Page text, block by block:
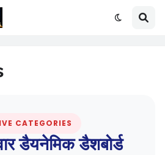
CATEGORIES
डैयनेमिक डैशबोर्ड